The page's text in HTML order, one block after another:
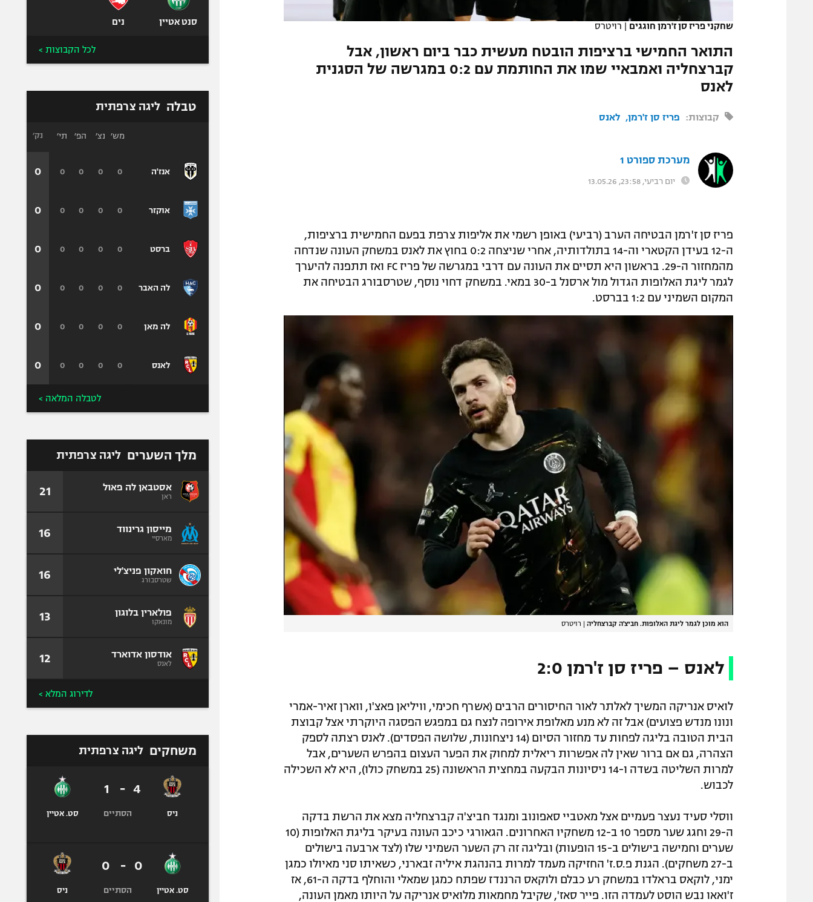
שחקני פריז סן ז'רמן חוגגים | רויטרס
התואר החמישי ברציפות הובטח מעשית כבר ביום ראשון, אבל
קברצחליה ואמבאיי שמו את החותמת עם 0:2 במגרשה של הסגנית
לאנס
קבוצות: פריז סן ז'רמן לאנס
מערכת ספורט 1
יום רביעי, 23:58, 13.05.26
פריז סן ז'רמן הבטיחה הערב (רביעי) באופן רשמי את אליפות צרפת בפעם החמישית ברציפות,
ה-12 בעידן הקטארי וה-14 בתולדותיה, אחרי שניצחה 0:2 בחוץ את לאנס במשחק העונה שנדחה
מהמחזור ה-29. בראשון היא תסיים את העונה עם דרבי במגרשה של פריז FC ואז תתפנה להיערך
לגמר ליגת האלופות הגדול מול ארסנל ב-30 במאי. במשחק דחוי נוסף, שטרסבורג הבטיחה את
המקום השמיני עם 1:2 בברסט.
הוא מוכן לגמר ליגת האלופות. חביצ'ה קברצחליה | רויטרס
לאנס – פריז סן ז'רמן 2:0
לואיס אנריקה המשיך לאלתר לאור החיסורים הרבים (אשרף חכימי, וויליאן פאצ'ו, ווארן זאיר-אמרי
ונונו מנדש פצועים) אבל זה לא מנע מאלופת אירופה לנצח גם במפגש הפסגה היוקרתי אצל קבוצת
הבית הטובה בליגה לפחות עד מחזור הסיום (14 ניצחונות, שלושה הפסדים). לאנס רצתה לספק
הצהרה, גם אם ברור שאין לה אפשרות ריאלית למחוק את הפער העצום בהפרש השערים, אבל
למרות השליטה בשדה ו-14 ניסיונות הבקעה במחצית הראשונה (25 במשחק כולו), היא לא השכילה
לכבוש.
ווסלי סעיד נעצר פעמיים אצל מאטביי סאפונוב ומנגד חביצ'ה קברצחליה מצא את הרשת בדקה
ה-29 וחגג שער מספר 10 ב-12 משחקיו האחרונים. הגאורגי כיכב העונה בעיקר בליגת האלופות (10
שערים וחמישה בישולים ב-15 הופעות) ובליגה זה רק השער השמיני שלו (לצד ארבעה בישולים
ב-27 משחקים). הגנת פ.ס.ז' החזיקה מעמד למרות בהנהגת איליה זבארני, כשאיתו סני מאיולו כמגן
ימני, לוקאס בראלדו במשחק רע כבלם ולוקאס הרננדז שפתח כמגן שמאלי והוחלף בדקה ה-61, אז
ז'ואאו נבש הוסט לעמדה הזו. פייר סאז', שקיבל מחמאות מלואיס אנריקה על היותו מאמן העונה,
סנט אטיין נים
לכל הקבוצות >
טבלה ליגה צרפתית
אנז'ה
אוקזר
ברסט
לה האבר
לה מאן
לאנס
מש׳ נצ׳ הפ׳ תי׳
0
0
0
0
0
0
0
0
0
0
0
0
0
0
0
0
0
0
0
0
0
0
0
0
נק׳
0
0
0
0
0
0
לטבלה המלאה >
מלך השערים ליגה צרפתית
אסטבאן לה פאול
ראן 21
מייסון גרינווד
מארסיי 16
חואקון פניצ'לי
שטרסבורג 16
פולארין בלוגון
מונאקו 13
אודסון אדוארד
לאנס 12
לדירוג המלא >
משחקים ליגה צרפתית
ניס
4
-
1
הסתיים סט. אטיין
סט. אטיין
0
-
0
הסתיים ניס